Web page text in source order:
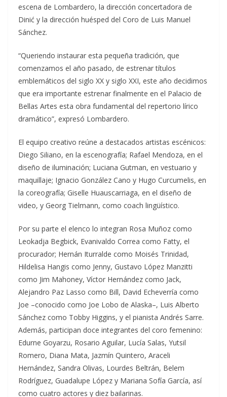
escena de Lombardero, la dirección concertadora de
Dinić y la dirección huésped del Coro de Luis Manuel
Sánchez.
“Queriendo instaurar esta pequeña tradición, que
comenzamos el año pasado, de estrenar títulos
emblemáticos del siglo XX y siglo XXI, este año decidimos
que era importante estrenar finalmente en el Palacio de
Bellas Artes esta obra fundamental del repertorio lírico
dramático”, expresó Lombardero.
El equipo creativo reúne a destacados artistas escénicos:
Diego Siliano, en la escenografía; Rafael Mendoza, en el
diseño de iluminación; Luciana Gutman, en vestuario y
maquillaje; Ignacio González Cano y Hugo Curcumelis, en
la coreografía; Giselle Huauscarriaga, en el diseño de
video, y Georg Tielmann, como coach lingüístico.
Por su parte el elenco lo integran Rosa Muñoz como
Leokadja Begbick, Evanivaldo Correa como Fatty, el
procurador; Hernán Iturralde como Moisés Trinidad,
Hildelisa Hangis como Jenny, Gustavo López Manzitti
como Jim Mahoney, Víctor Hernández como Jack,
Alejandro Paz Lasso como Bill, David Echeverría como
Joe –conocido como Joe Lobo de Alaska–, Luis Alberto
Sánchez como Tobby Higgins, y el pianista Andrés Sarre.
Además, participan doce integrantes del coro femenino:
Edurne Goyarzu, Rosario Aguilar, Lucía Salas, Yutsil
Romero, Diana Mata, Jazmín Quintero, Araceli
Hernández, Sandra Olivas, Lourdes Beltrán, Belem
Rodríguez, Guadalupe López y Mariana Sofía García, así
como cuatro actores y diez bailarinas.